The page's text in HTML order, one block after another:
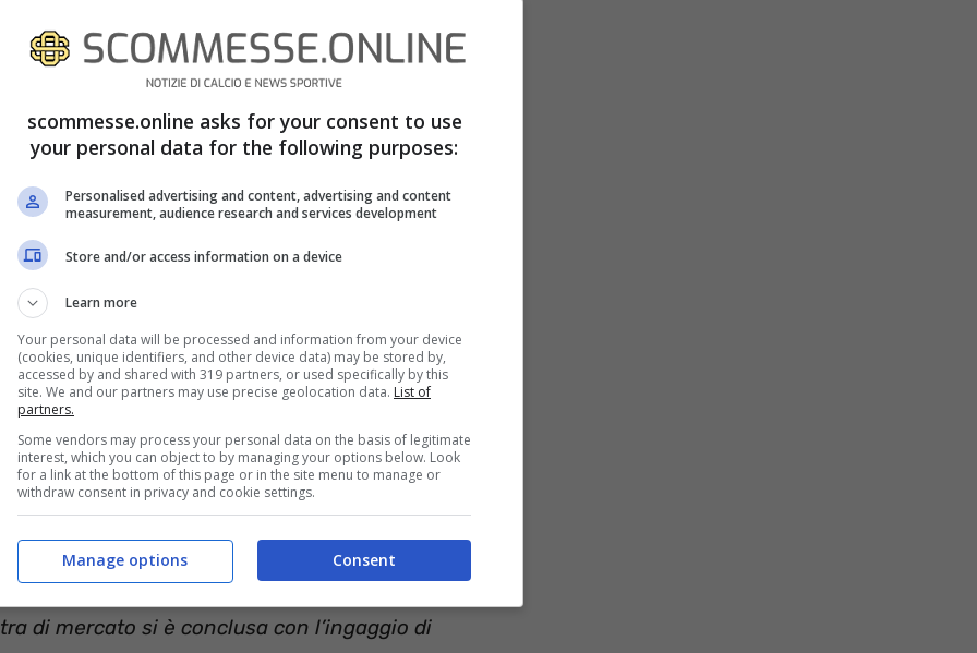
100 milioni di euro su
United: cosa
alternative:Cristiano Ronaldodoveva
e così è stato. La conferma finale è
mattinata di ieri, aveva definitivamente tolto
di mercato si è conclusa con l’ingaggio di
scommesse.online asks for your consent to use
your personal data for the following purposes:
Personalised advertising and content, advertising and content
measurement, audience research and services development
Store and/or access information on a device
Learn more
Your personal data will be processed and information from your device
(cookies, unique identifiers, and other device data) may be stored by,
accessed by and shared with 319 partners, or used specifically by this
site. We and our partners may use precise geolocation data. List of
partners.
Some vendors may process your personal data on the basis of legitimate
interest, which you can object to by managing your options below. Look
for a link at the bottom of this page or in the site menu to manage or
withdraw consent in privacy and cookie settings.
Consent
Manage options